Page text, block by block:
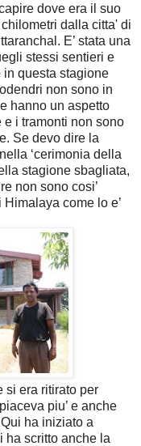
dove era il suo
chilometri dalla citta' di
E’ stata una
stessi sentieri e
questa stagione
non sono in
hanno un aspetto
e i tramonti non sono
Se devo dire la
‘cerimonia della
stagione sbagliata,
non sono cosi’
come lo e’
si era ritirato per
piu’ e anche
ha iniziato a
ha scritto anche la